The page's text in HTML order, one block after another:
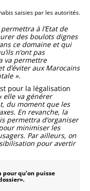
saisies par les autorités.
à l’Etat de
des boulots dignes
ce domaine et qui
n’ont pas
va permettre
d’éviter aux Marocains
».
pour la légalisation
elle va générer
du moment que les
En revanche, la
permettra d’organiser
minimiser les
Par ailleurs, on
pour avertir
qu’on puisse